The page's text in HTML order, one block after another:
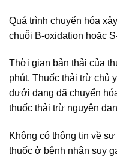
Quá trình chuyển hóa
chuỗi B-oxidation hoặc
Thời gian bản thải của
phút. Thuốc thải trừ chủ
dưới dạng đã chuyển
thuốc thải trừ nguyên
Không có thông tin về
thuốc ở bệnh nhân suy